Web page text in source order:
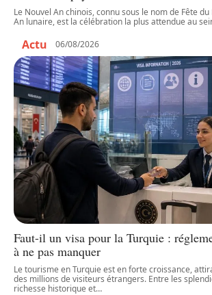
Le Nouvel An chinois, connu sous le nom de Fête
An lunaire, est la célébration la plus attendue au
Actu 06/08/2026
Faut-il un visa pour la Turquie :
à ne pas manquer
Le tourisme en Turquie est en forte croissance,
des millions de visiteurs étrangers. Entre les
richesse historique et…